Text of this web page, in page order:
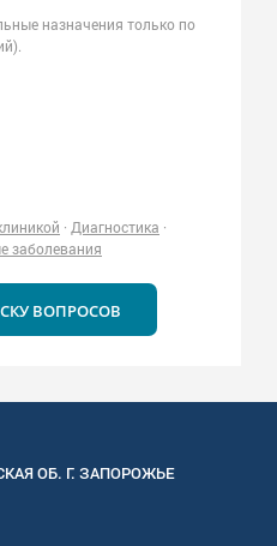
назначения только по
· Диагностика ·
заболевания
ВОПРОСОВ
ОБ. Г. ЗАПОРОЖЬЕ